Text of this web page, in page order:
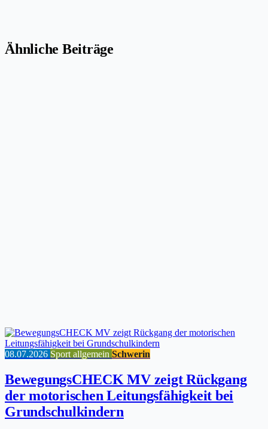
Ähnliche Beiträge
08.07.2026 Sport allgemein Schwerin
BewegungsCHECK MV zeigt Rückgang
der motorischen Leitungsfähigkeit bei
Grundschulkindern